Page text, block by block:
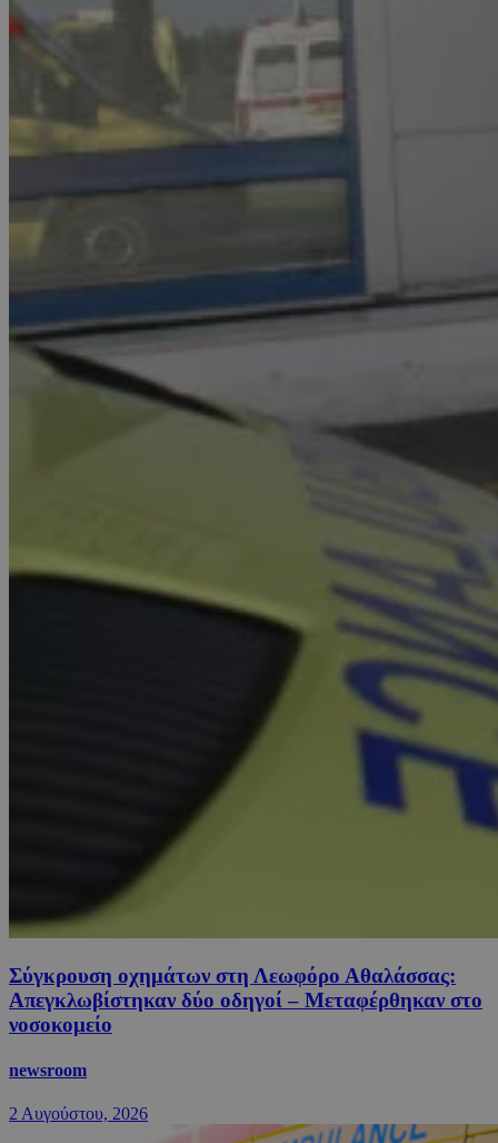
Σύγκρουση οχημάτων στη Λεωφόρο Αθαλάσσας:
Απεγκλωβίστηκαν δύο οδηγοί – Μεταφέρθηκαν στο
νοσοκομείο
newsroom
2 Αυγούστου, 2026